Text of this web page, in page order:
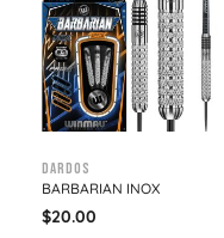
Dardos
BARBARIAN INOX
$20.00